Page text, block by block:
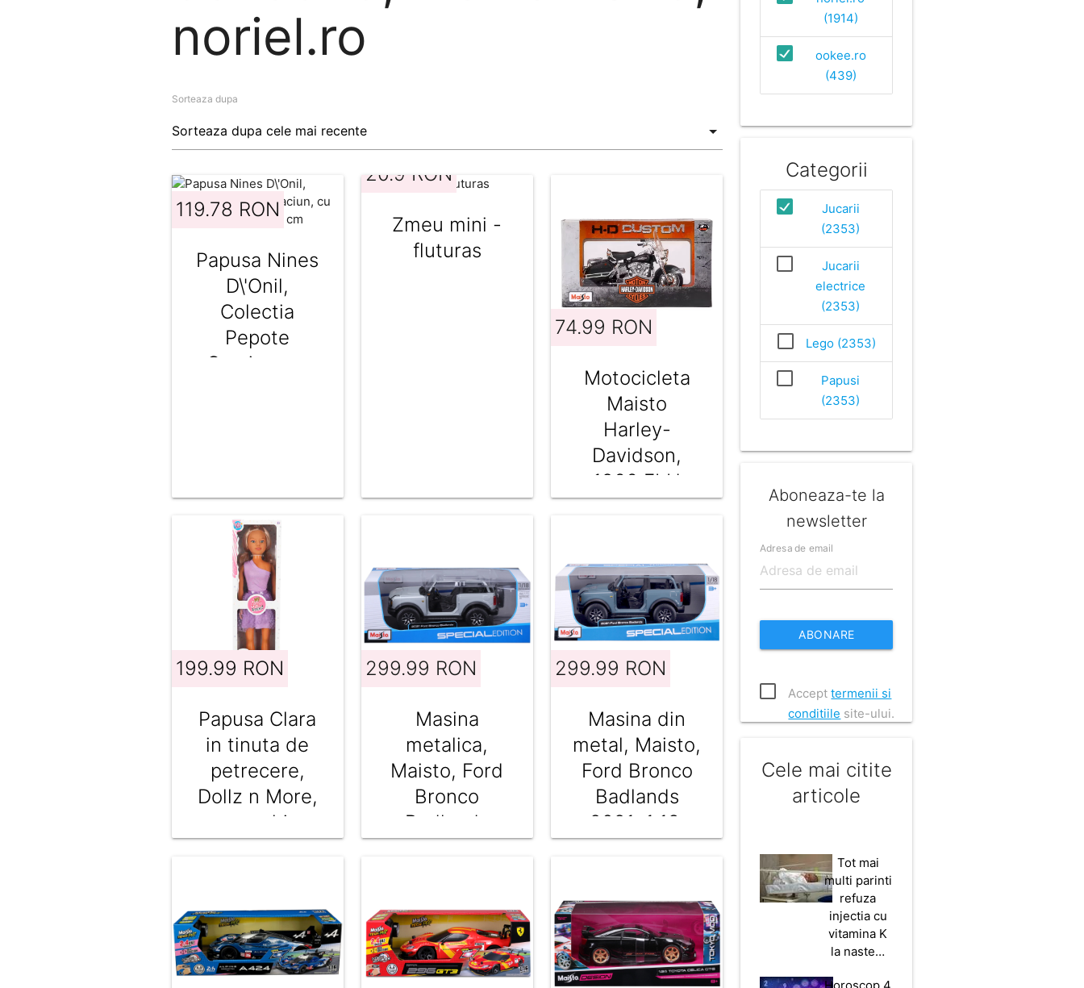
noriel.ro
Sorteaza dupa
119.78 RON
Papusa Nines
D\'Onil,
Colectia
Pepote
Craciun, cu
20.9 RON
Zmeu mini -
fluturas
74.99 RON
Motocicleta
Maisto
Harley-
Davidson,
1966 FLH
Electra Glide,
199.99 RON
Papusa Clara
in tinuta de
petrecere,
Dollz n More,
cu rochie
299.99 RON
Masina
metalica,
Maisto, Ford
Bronco
Badlands
299.99 RON
Masina din
metal, Maisto,
Ford Bronco
Badlands
2021, 1:18,
(1914)
ookee.ro
(439)
Categorii
Jucarii
(2353)
Jucarii
electrice
(2353)
Lego (2353)
Papusi
(2353)
Aboneaza-te la
newsletter
Adresa de email
ABONARE
Accepttermenii si
conditiile site-ului.
Cele mai citite
articole
Tot mai
multi parinti
refuza
injectia cu
vitamina K
la naste…
Horoscop 4